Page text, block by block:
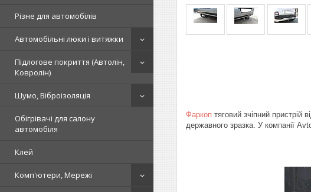
Різне для автомобілів
Автомобільні люки і витяжки
Підлогове покриття (Автолін,
Ковролін)
Шумо, Віброізоляція
Обігрівачі для салону
автомобіля
Клей
Комп'ютери, Мережі
Фаркоп тяговий зчіпний пристрій
державного зразка. У компанії